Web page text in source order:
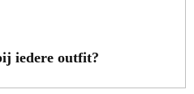
iedere outfit?